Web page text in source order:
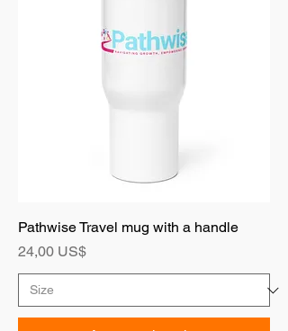
Pathwise Travel mug with a handle
Precio
24,00 US$